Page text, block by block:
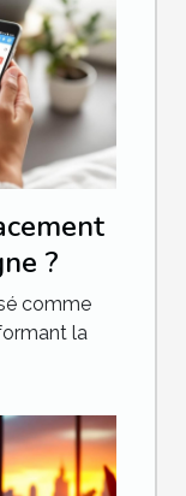
?
comme
la